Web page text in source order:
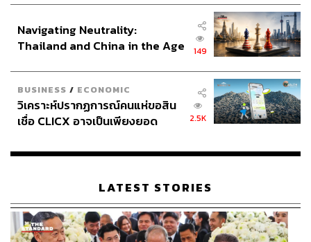
Navigating Neutrality:
Thailand and China in the Age
149
BUSINESS / ECONOMIC
วิเคราะห์ปรากฏการณ์คนแห่ขอสิน
เชื่อ CLICX อาจเป็นเพียงยอด
เรือนไทยที่ถูกซุกไว้
2.5K
LATEST STORIES